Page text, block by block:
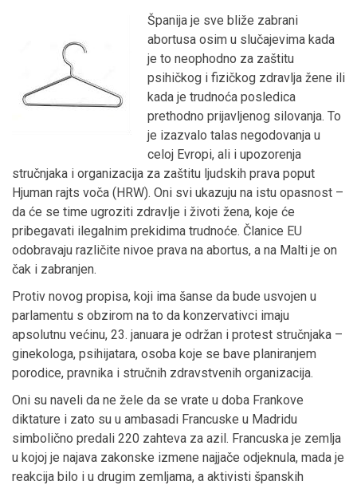
Španija je sve bliže zabrani
abortusa osim u slučajevima kada
je to neophodno za zaštitu
psihičkog i fizičkog zdravlja žene ili
kada je trudnoća posledica
prethodno prijavljenog silovanja. To
je izazvalo talas negodovanja u
celoj Evropi, ali i upozorenja
stručnjaka i organizacija za zaštitu ljudskih prava poput
Hjuman rajts voča (HRW). Oni svi ukazuju na istu opasnost –
da će se time ugroziti zdravlje i životi žena, koje će
pribegavati ilegalnim prekidima trudnoće. Članice EU
odobravaju različite nivoe prava na abortus, a na Malti je on
čak i zabranjen.
Protiv novog propisa, koji ima šanse da bude usvojen u
parlamentu s obzirom na to da konzervativci imaju
apsolutnu većinu, 23. januara je održan i protest stručnjaka –
ginekologa, psihijatara, osoba koje se bave planiranjem
porodice, pravnika i stručnih zdravstvenih organizacija.
Oni su naveli da ne žele da se vrate u doba Frankove
diktature i zato su u ambasadi Francuske u Madridu
simbolično predali 220 zahteva za azil. Francuska je zemlja
u kojoj je najava zakonske izmene najjače odjeknula, mada je
reakcija bilo i u drugim zemljama, a aktivisti španskih